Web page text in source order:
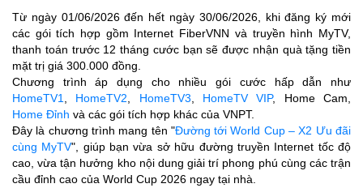
Từ ngày 01/06/2026 đến hết ngày 30/06/2026, khi đăng ký mới
các gói tích hợp gồm Internet FiberVNN và truyền hình MyTV,
thanh toán trước 12 tháng cước bạn sẽ được nhận quà tặng tiền
mặt trị giá 300.000 đồng.
Chương trình áp dụng cho nhiều gói cước hấp dẫn như
HomeTV1
HomeTV2 HomeTV3 HomeTV VIP, Home Cam,
Home Đỉnh và các gói tích hợp khác của VNPT.
Đây là chương trình mang tên "Đường tới World Cup – X2 Ưu đãi
cùng MyTV", giúp bạn vừa sở hữu đường truyền Internet tốc độ
cao, vừa tận hưởng kho nội dung giải trí phong phú cùng các trận
cầu đỉnh cao của World Cup 2026 ngay tại nhà.